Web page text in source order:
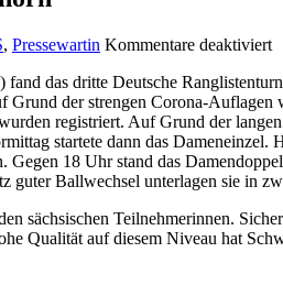
, Pressewartin Kommentare deaktiviertfür
in
fand das dritte Deutsche
der strengen Corona-
registriert. Auf Grund der
startete dann das
Gegen 18 Uhr stand das
guter Ballwechsel unterlagen sie in
sächsischen Teilnehmerinnen.
Qualität auf diesem Niveau hat